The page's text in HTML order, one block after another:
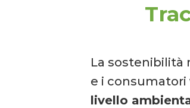
La sostenibilità
e i consumatori
livello